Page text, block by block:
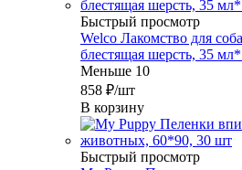
Быстрый просмотр
Welco Лакомство для
блестящая шерсть, 35
Меньше 10
858 ₽/шт
В корзину
Быстрый просмотр